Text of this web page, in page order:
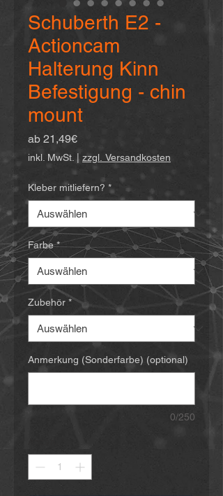
Schuberth E2 -
Actioncam
Halterung Kinn
Befestigung - chin
mount
ab 21,49€Sale-
Preis
inkl. MwSt. zzgl. Versandkosten
Kleber mitliefern? *
Farbe *
Zubehör *
Anmerkung (Sonderfarbe) (optional)
0/250